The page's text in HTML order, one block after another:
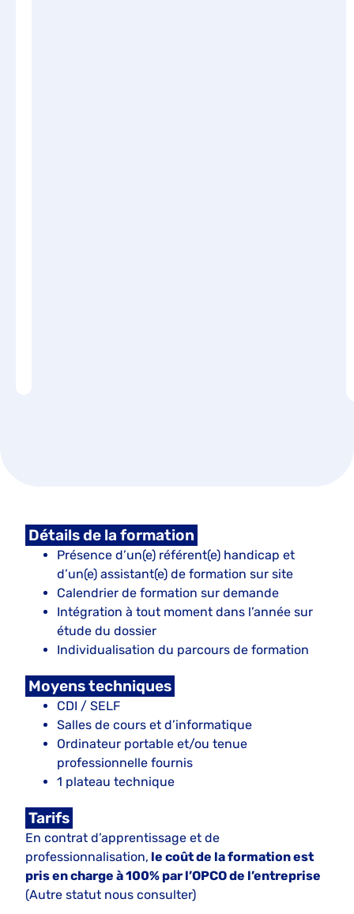
Détails de la formation
Présence d’un(e) référent(e) handicap et
d’un(e) assistant(e) de formation sur site
Calendrier de formation sur demande
Intégration à tout moment dans l’année sur
étude du dossier
Individualisation du parcours de formation
Moyens techniques
CDI / SELF
Salles de cours et d’informatique
Ordinateur portable et/ou tenue
professionnelle fournis
1 plateau technique
Tarifs
En contrat d’apprentissage et de
professionnalisation, le coût de la formation est
pris en charge à 100% par l’OPCO de l’entreprise
(Autre statut nous consulter)